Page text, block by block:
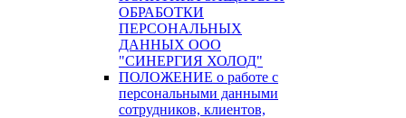
ОБРАБОТКИ
ПЕРСОНАЛЬНЫХ
ДАННЫХ ООО
"СИНЕРГИЯ ХОЛОД"
ПОЛОЖЕНИЕ о работе с
персональными данными
сотрудников, клиентов,